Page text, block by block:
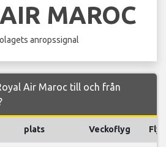
MAROC
anropssignal
Air Maroc till och från
plats Veckoflyg Flyg